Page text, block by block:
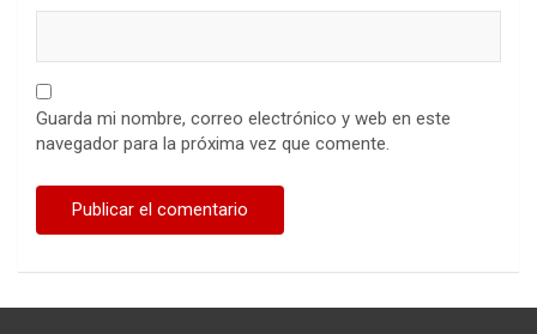
Guarda mi nombre, correo electrónico y web en este
navegador para la próxima vez que comente.